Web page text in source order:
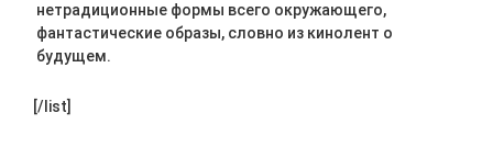
нетрадиционные формы всего окружающего,
фантастические образы, словно из кинолент о
будущем.
[/list]